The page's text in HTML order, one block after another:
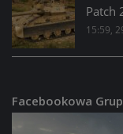
Patch
15:59,
Facebookowa